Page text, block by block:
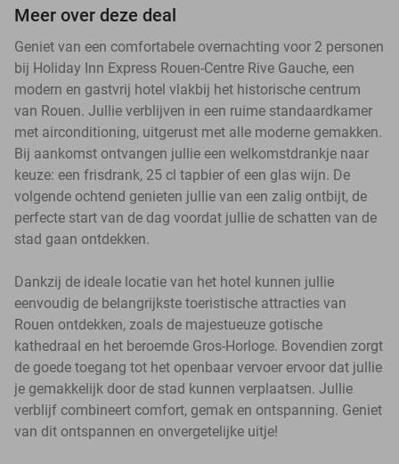
Meer over deze deal
Geniet van een comfortabele overnachting voor 2 personen
bij Holiday Inn Express Rouen-Centre Rive Gauche, een
modern en gastvrij hotel vlakbij het historische centrum
van Rouen. Jullie verblijven in een ruime standaardkamer
met airconditioning, uitgerust met alle moderne gemakken.
Bij aankomst ontvangen jullie een welkomstdrankje naar
keuze: een frisdrank, 25 cl tapbier of een glas wijn. De
volgende ochtend genieten jullie van een zalig ontbijt, de
perfecte start van de dag voordat jullie de schatten van de
stad gaan ontdekken.
Dankzij de ideale locatie van het hotel kunnen jullie
eenvoudig de belangrijkste toeristische attracties van
Rouen ontdekken, zoals de majestueuze gotische
kathedraal en het beroemde Gros-Horloge. Bovendien zorgt
de goede toegang tot het openbaar vervoer ervoor dat jullie
je gemakkelijk door de stad kunnen verplaatsen. Jullie
verblijf combineert comfort, gemak en ontspanning. Geniet
van dit ontspannen en onvergetelijke uitje!